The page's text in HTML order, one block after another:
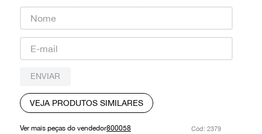
ENVIAR
VEJA PRODUTOS SIMILARES
Ver mais peças do vendedor800058 : 2379
paula raia
burberry
prada